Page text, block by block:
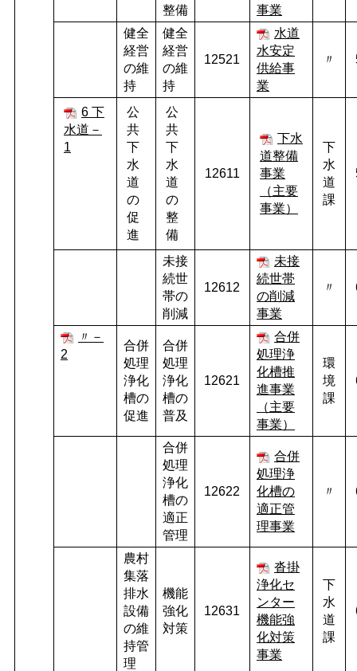
整備
事業
健全
経営
の維
持
健全
経営
の維
持
12521
水道
水安定
供給事
業
〃
6 下
水道－
1
公
共
下
水
道
の
促
進
公
共
下
水
道
の
整
備
12611
下水
道整備
事業
（主要
事業）
下
水
道
課
未接
続世
帯の
削減
12612
未接
続世帯
の削減
事業
〃
〃－
2
合併
処理
浄化
槽の
促進
合併
処理
浄化
槽の
普及
12621
合併
処理浄
化槽推
進事業
（主要
事業）
環
境
課
合併
処理
浄化
槽の
適正
管理
12622
合併
処理浄
化槽の
適正管
理事業
〃
農村
集落
排水
設備
の維
持管
理
機能
強化
対策
12631
沓掛
浄化セ
ンター
機能強
化対策
事業
下
水
道
課